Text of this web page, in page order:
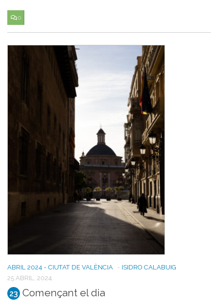
0
- ISIDRO CALABUIG
ABRIL 2024 - CIUTAT DE VALÈNCIA
25 ABRIL, 2024
23 Començant el dia